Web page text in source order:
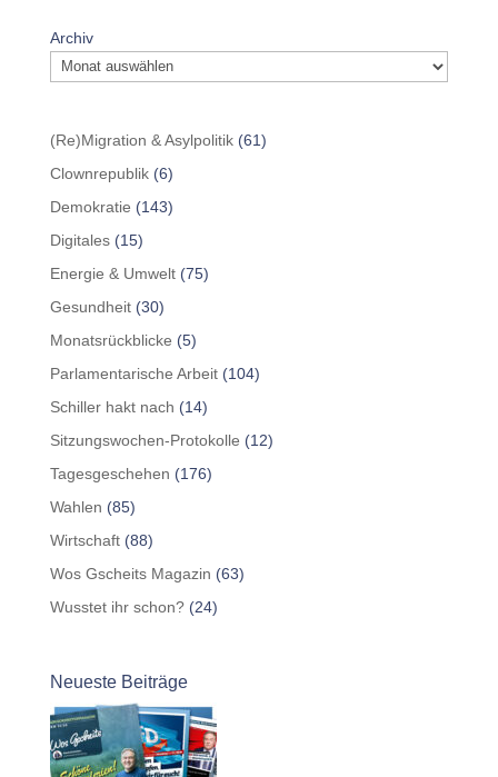
Archiv
(Re)Migration & Asylpolitik(61)
Clownrepublik(6)
Demokratie (143)
Digitales(15)
Energie & Umwelt(75)
Gesundheit(30)
Monatsrückblicke (5)
Parlamentarische Arbeit(104)
Schiller hakt nach (14)
Sitzungswochen-Protokolle (12)
Tagesgeschehen (176)
Wahlen (85)
Wirtschaft(88)
Wos Gscheits Magazin (63)
Wusstet ihr schon?(24)
Neueste Beiträge